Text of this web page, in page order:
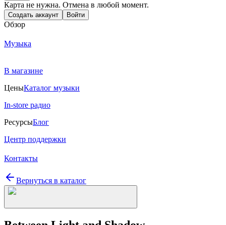
Карта не нужна. Отмена в любой момент.
Создать аккаунт Войти
Обзор
Музыка
В магазине
ЦеныКаталог музыки
In-store радио
РесурсыБлог
Центр поддержки
Контакты
Вернуться в каталог